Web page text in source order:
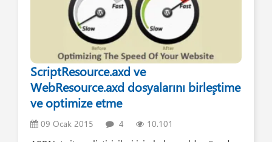
ScriptResource.axd ve
WebResource.axd dosyalarını birleştime
ve optimize etme
09 Ocak 2015 4 10.101